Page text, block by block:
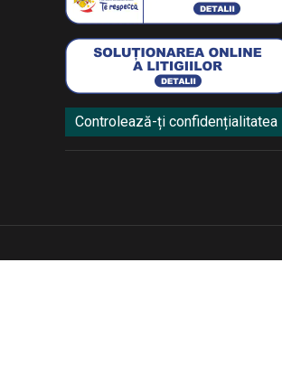
Controlează-ți confidențialitatea